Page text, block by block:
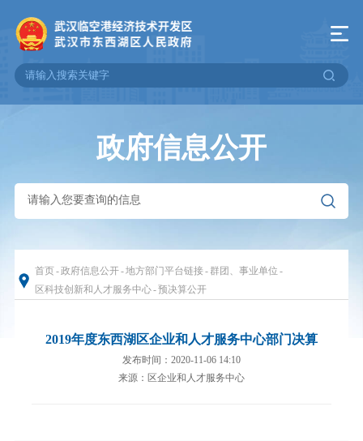
政府信息公开
首页-政府信息公开-地方部门平台链接- 群团、事业单位 -
区科技创新和人才服务中心-预决算公开
2019年度东西湖区企业和人才服务中心部门决算
发布时间：2020-11-06 14:10
来源：区企业和人才服务中心